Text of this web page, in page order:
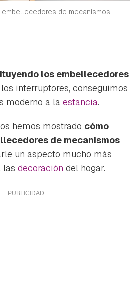
embellecedores de mecanismos
los embellecedores
interruptores, conseguimos
moderno a la estancia.
hemos mostrado cómo
de mecanismos
un aspecto mucho más
las decoración del hogar.